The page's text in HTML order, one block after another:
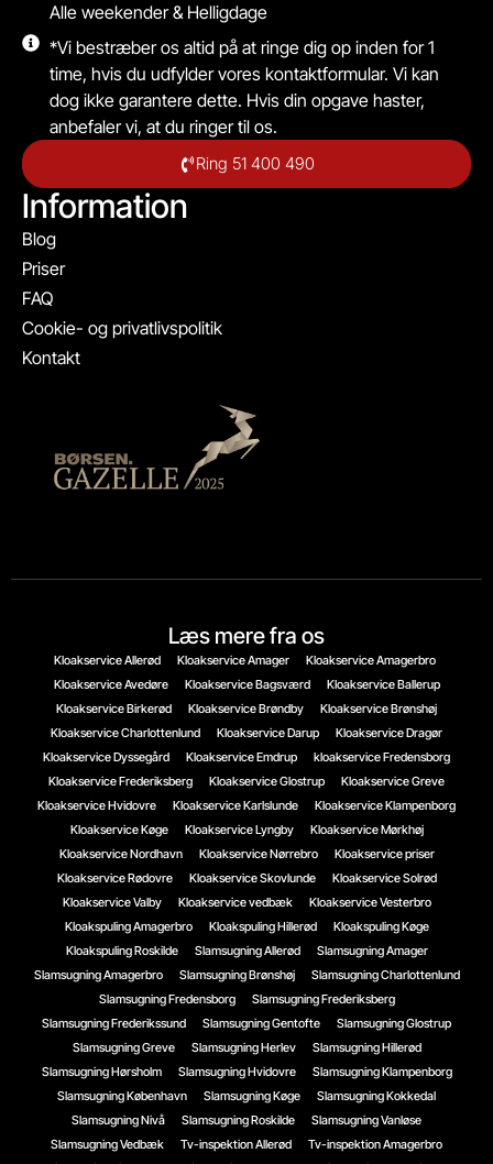
Alle weekender & Helligdage
*Vi bestræber os altid på at ringe dig op inden for 1
time, hvis du udfylder vores kontaktformular. Vi kan
dog ikke garantere dette. Hvis din opgave haster,
anbefaler vi, at du ringer til os.
Ring 51 400 490
Information
Blog
Priser
FAQ
Cookie- og privatlivspolitik
Kontakt
Læs mere fra os
Kloakservice Allerød Kloakservice Amager
Kloakservice Amagerbro
Kloakservice Avedøre
Kloakservice Bagsværd
Kloakservice Ballerup
Kloakservice Birkerød
Kloakservice Brøndby
Kloakservice Brønshøj
Kloakservice Charlottenlund
Kloakservice Darup
Kloakservice Dragør
Kloakservice Dyssegård
Kloakservice Emdrup
kloakservice Fredensborg
Kloakservice Frederiksberg
Kloakservice Glostrup
Kloakservice Greve
Kloakservice Hvidovre
Kloakservice Karlslunde
Kloakservice Klampenborg
Kloakservice Køge
Kloakservice Lyngby
Kloakservice Mørkhøj
Kloakservice Nordhavn
Kloakservice Nørrebro
Kloakservice priser
Kloakservice Rødovre
Kloakservice Skovlunde
Kloakservice Solrød
Kloakservice Valby
Kloakservice vedbæk
Kloakservice Vesterbro
Kloakspuling Amagerbro
Kloakspuling Hillerød
Kloakspuling Køge
Kloakspuling Roskilde
Slamsugning Allerød
Slamsugning Amager
Slamsugning Amagerbro
Slamsugning Brønshøj
Slamsugning Charlottenlund
Slamsugning Fredensborg
Slamsugning Frederiksberg
Slamsugning Frederikssund
Slamsugning Gentofte
Slamsugning Glostrup
Slamsugning Greve
Slamsugning Herlev
Slamsugning Hillerød
Slamsugning Hørsholm
Slamsugning Hvidovre
Slamsugning Klampenborg
Slamsugning København
Slamsugning Køge
Slamsugning Kokkedal
Slamsugning Nivå
Slamsugning Roskilde
Slamsugning Vanløse
Slamsugning Vedbæk
Tv-inspektion Allerød
Tv-inspektion Amagerbro